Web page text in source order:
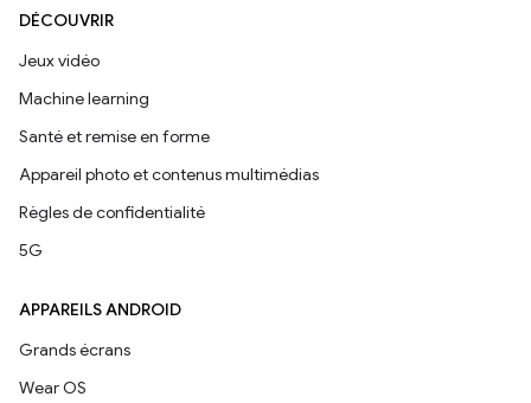
DÉCOUVRIR
Jeux vidéo
Machine learning
Santé et remise en forme
Appareil photo et contenus multimédias
Règles de confidentialité
5G
APPAREILS ANDROID
Grands écrans
Wear OS